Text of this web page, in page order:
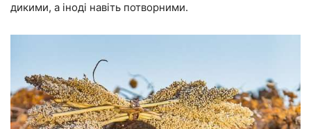
дикими, а іноді навіть потворними.